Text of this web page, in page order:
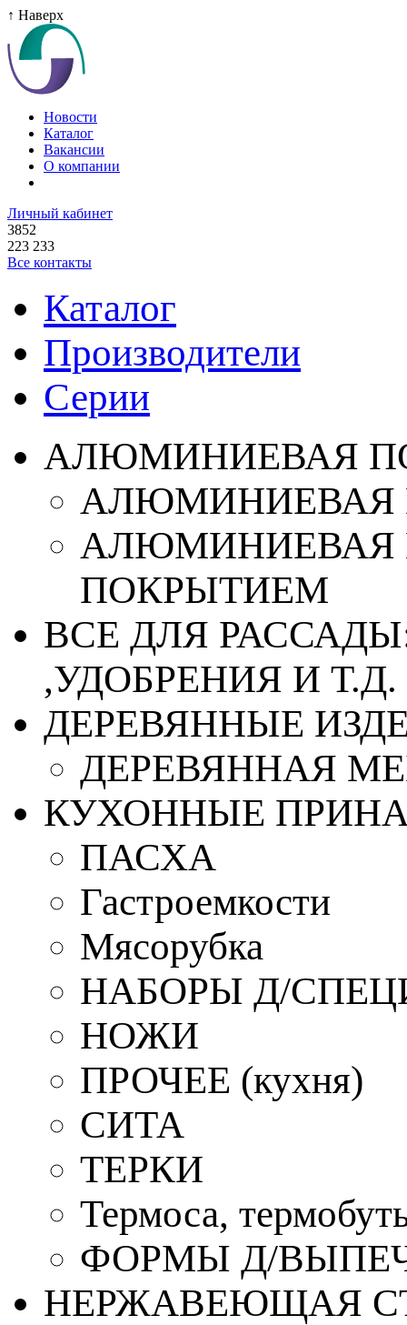
↑ Наверх
Новости
Каталог
Вакансии
О компании
Личный кабинет
3852
223 233
Все контакты
Каталог
Производители
Серии
АЛЮМИНИЕВАЯ
АЛЮМИНИЕВАЯ
АЛЮМИНИЕВАЯ
ПОКРЫТИЕМ
ВСЕ ДЛЯ
,УДОБРЕНИЯ И Т.Д.
ДЕРЕВЯННЫЕ
ДЕРЕВЯННАЯ
КУХОННЫЕ
ПАСХА
Гастроемкости
Мясорубка
НАБОРЫ Д/
НОЖИ
ПРОЧЕЕ (кухня)
СИТА
ТЕРКИ
Термоса,
ФОРМЫ Д/
НЕРЖАВЕЮЩАЯ